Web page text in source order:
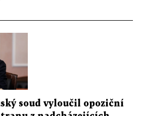
soud vyloučil opoziční